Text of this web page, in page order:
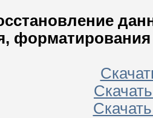
форматирования